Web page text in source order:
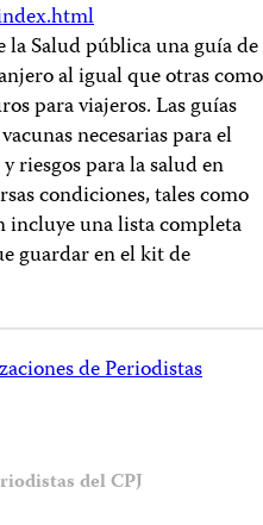
Salud pública una guía de
al igual que otras como
para viajeros. Las guías
necesarias para el
riesgos para la salud en
condiciones, tales como
incluye una lista completa
guardar en el kit de
de Periodistas
del CPJ